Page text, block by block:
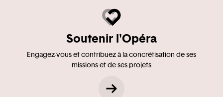
Soutenir l'Opéra
Engagez-vous et contribuez à la concrétisation de ses
missions et de ses projets